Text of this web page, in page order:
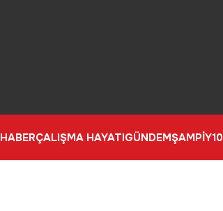
ÇALIŞMA HAYATIGÜNDEMŞAMPİY10